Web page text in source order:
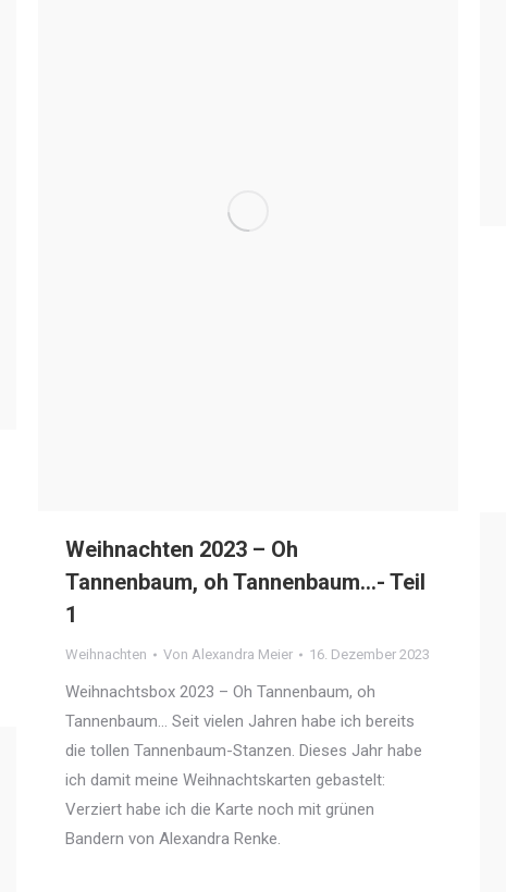
Weihnachten 2023 – Oh
Tannenbaum, oh Tannenbaum…- Teil
1
Weihnachten Von Alexandra Meier 16. Dezember 2023
Weihnachtsbox 2023 – Oh Tannenbaum, oh
Tannenbaum… Seit vielen Jahren habe ich bereits
die tollen Tannenbaum-Stanzen. Dieses Jahr habe
ich damit meine Weihnachtskarten gebastelt:
Verziert habe ich die Karte noch mit grünen
Bandern von Alexandra Renke.